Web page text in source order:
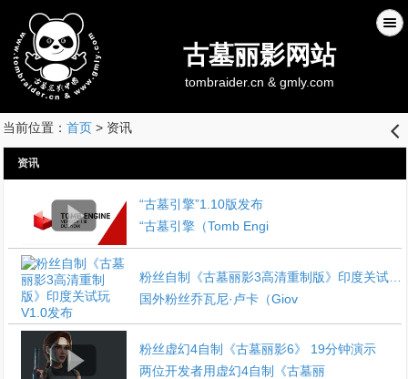
古墓丽影网站
tombraider.cn & gmly.com
当前位置： 首页> 资讯 󰊒
资讯
“古墓引擎”1.10版发布
“古墓引擎（Tomb Engi
国外粉丝乔瓦尼·卢卡（Giov
粉丝虚幻4自制《古墓丽影6》 19分钟演示
两位开发者用虚幻4自制《古墓丽